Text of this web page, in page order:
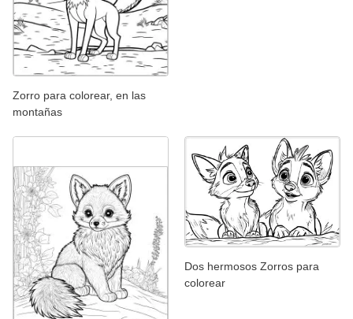
Zorro para colorear, en las
montañas
Dos hermosos Zorros para
colorear